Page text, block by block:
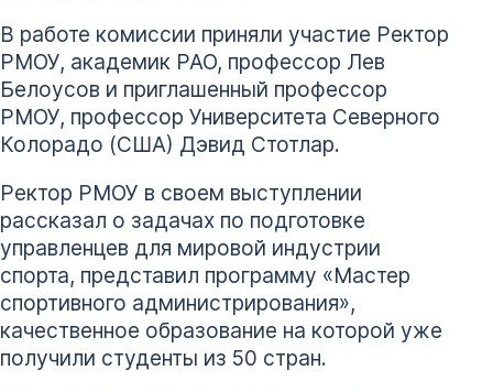
В работе комиссии приняли участие Ректор
РМОУ, академик РАО, профессор Лев
Белоусов и приглашенный профессор
РМОУ, профессор Университета Северного
Колорадо (США) Дэвид Стотлар.
Ректор РМОУ в своем выступлении
рассказал о задачах по подготовке
управленцев для мировой индустрии
спорта, представил программу «Мастер
спортивного администрирования»,
качественное образование на которой уже
получили студенты из 50 стран.